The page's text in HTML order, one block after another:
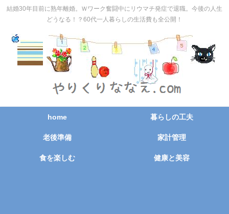
結婚30年目前に熟年離婚。Ｗワーク奮闘中にリウマチ発症で退職。今後の人生
どうなる！？60代一人暮らしの生活費も全公開！
home 暮らしの工夫
老後準備 家計管理
食を楽しむ 健康と美容